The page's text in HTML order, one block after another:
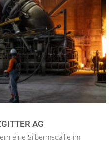
AG
eine Silbermedaille im